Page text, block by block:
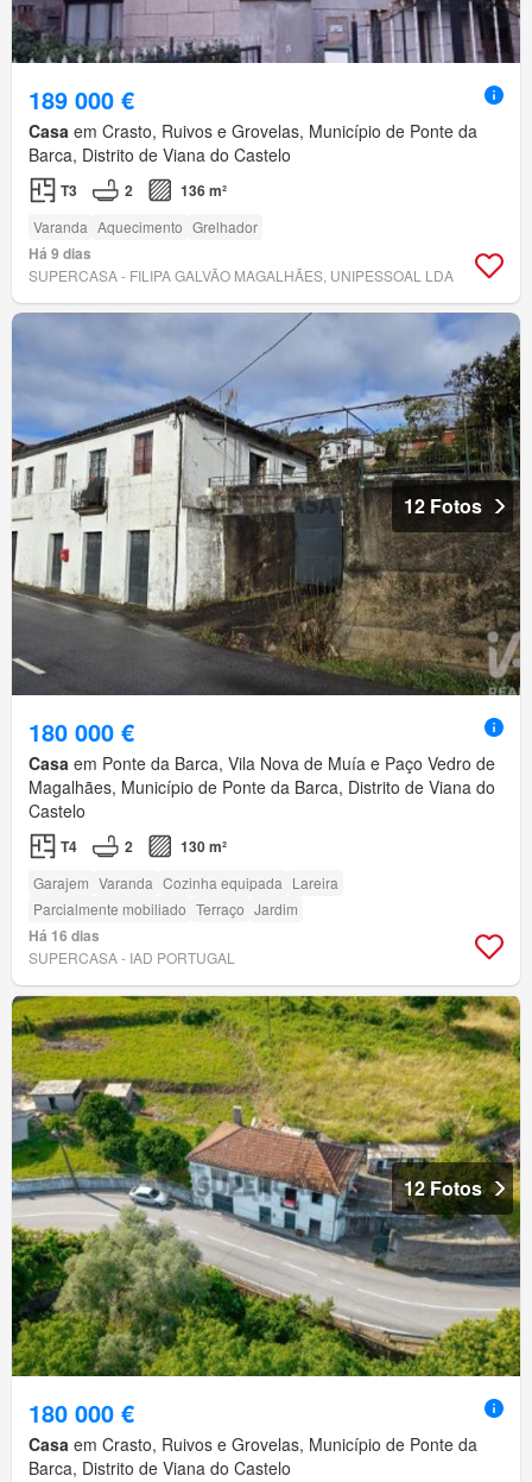
189 000 €
Casa em Crasto, Ruivos e Grovelas, Município de Ponte da
Barca, Distrito de Viana do Castelo
T3 2 136 m²
Varanda Aquecimento Grelhador
Há 9 dias
SUPERCASA - FILIPA GALVÃO MAGALHÃES, UNIPESSOAL LDA
12 Fotos
180 000 €
Casa em Ponte da Barca, Vila Nova de Muía e Paço Vedro de
Magalhães, Município de Ponte da Barca, Distrito de Viana do
Castelo
T4 2 130 m²
Garajem Varanda Cozinha equipada Lareira
Parcialmente mobiliado Terraço Jardim
Há 16 dias
SUPERCASA - IAD PORTUGAL
12 Fotos
180 000 €
Casa em Crasto, Ruivos e Grovelas, Município de Ponte da
Barca, Distrito de Viana do Castelo